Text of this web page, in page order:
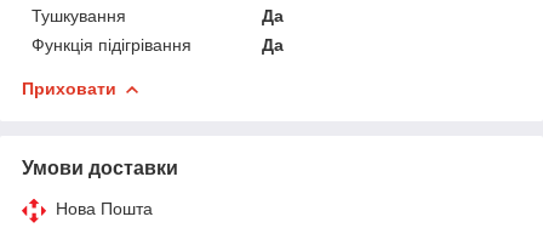
Тушкування
Да
Функція підігрівання
Да
Приховати
Умови доставки
Нова Пошта